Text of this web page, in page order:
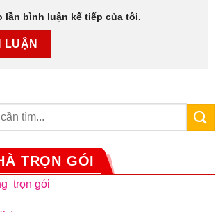
lần bình luận kế tiếp của tôi.
TRỌN GÓI
trọn gói